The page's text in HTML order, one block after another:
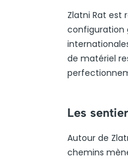
Zlatni Rat est
configuration
de matériel
Les
Autour de
chemins